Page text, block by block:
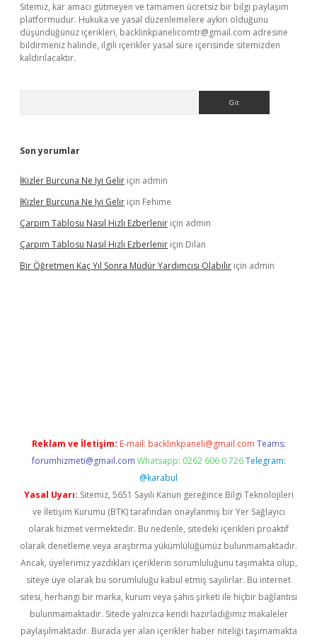
Sitemiz, kar amacı gütmeyen ve tamamen ücretsiz bir bilgi paylaşım
platformudur. Hukuka ve yasal düzenlemelere aykırı olduğunu
düşündüğünüz içerikleri, backlinkpanelicomtr@gmail.com adresine
bildirmeniz halinde, ilgili içerikler yasal süre içerisinde sitemizden
kaldırılacaktır.
Son yorumlar
İKizler Burcuna Ne Iyi Gelir için admin
İKizler Burcuna Ne Iyi Gelir için Fehime
Çarpım Tablosu Nasıl Hızlı Ezberlenir için admin
Çarpım Tablosu Nasıl Hızlı Ezberlenir için Dilan
Bir Öğretmen Kaç Yıl Sonra Müdür Yardımcısı Olabilir için admin
Reklam ve İletişim: E-mail: backlinkpaneli@gmail.com Teams:
forumhizmeti@gmail.com Whatsapp: 0262 606 0 726 Telegram:
@karabul
Yasal Uyarı: Sitemiz, 5651 Sayılı Kanun gereğince Bilgi Teknolojileri
ve İletişim Kurumu (BTK) tarafından onaylanmış bir Yer Sağlayıcı
olarak hizmet vermektedir. Bu nedenle, sitedeki içerikleri proaktif
olarak denetleme veya araştırma yükümlülüğümüz bulunmamaktadır.
Ancak, üyelerimiz yazdıkları içeriklerin sorumluluğunu taşımakta olup,
siteye üye olarak bu sorumluluğu kabul etmiş sayılırlar. Bu internet
sitesi, herhangi bir marka, kurum veya şahıs şirketi ile hiçbir bağlantısı
bulunmamaktadır. Sitede yalnızca kendi hazırladığımız makaleler
paylaşılmaktadır. Burada yer alan içerikler haber niteliği taşımamakta